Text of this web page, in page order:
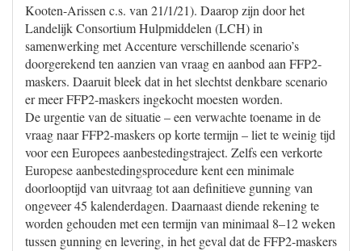
Kooten-Arissen c.s. van 21/1/21). Daarop zijn door het
Landelijk Consortium Hulpmiddelen (LCH) in
samenwerking met Accenture verschillende scenario’s
doorgerekend ten aanzien van vraag en aanbod aan FFP2-
maskers. Daaruit bleek dat in het slechtst denkbare scenario
er meer FFP2-maskers ingekocht moesten worden.
De urgentie van de situatie – een verwachte toename in de
vraag naar FFP2-maskers op korte termijn – liet te weinig tijd
voor een Europees aanbestedingstraject. Zelfs een verkorte
Europese aanbestedingsprocedure kent een minimale
doorlooptijd van uitvraag tot aan definitieve gunning van
ongeveer 45 kalenderdagen. Daarnaast diende rekening te
worden gehouden met een termijn van minimaal 8–12 weken
tussen gunning en levering, in het geval dat de FFP2-maskers